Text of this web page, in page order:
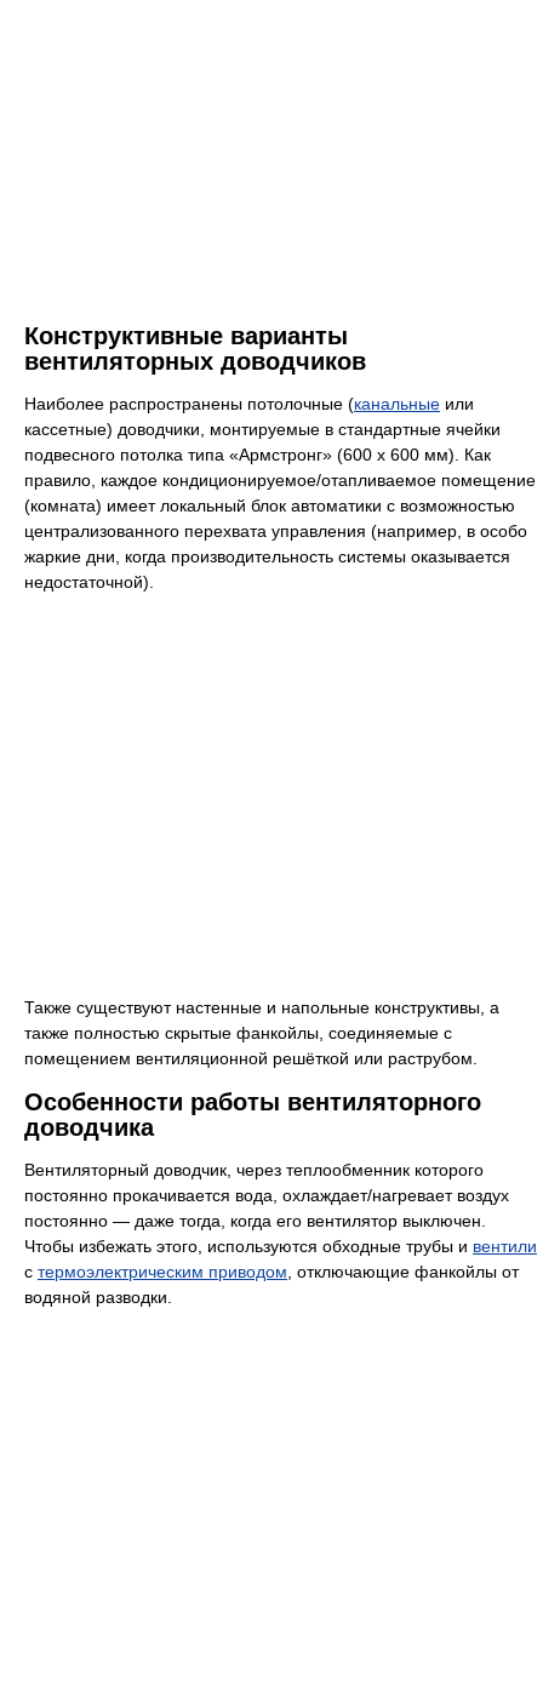
Конструктивные варианты
вентиляторных доводчиков
Наиболее распространены потолочные (канальные или
кассетные) доводчики, монтируемые в стандартные ячейки
подвесного потолка типа «Армстронг» (600 х 600 мм). Как
правило, каждое кондиционируемое/отапливаемое помещение
(комната) имеет локальный блок автоматики с возможностью
централизованного перехвата управления (например, в особо
жаркие дни, когда производительность системы оказывается
недостаточной).
Также существуют настенные и напольные конструктивы, а
также полностью скрытые фанкойлы, соединяемые с
помещением вентиляционной решёткой или раструбом.
Особенности работы вентиляторного
доводчика
Вентиляторный доводчик, через теплообменник которого
постоянно прокачивается вода, охлаждает/нагревает воздух
постоянно — даже тогда, когда его вентилятор выключен.
Чтобы избежать этого, используются обходные трубы и вентили
с термоэлектрическим приводом, отключающие фанкойлы от
водяной разводки.